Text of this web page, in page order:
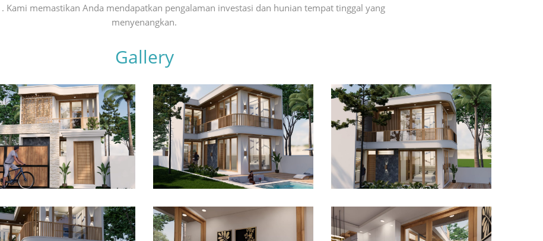
Kami memastikan Anda mendapatkan pengalaman investasi dan hunian tempat tinggal yang
menyenangkan.
Gallery